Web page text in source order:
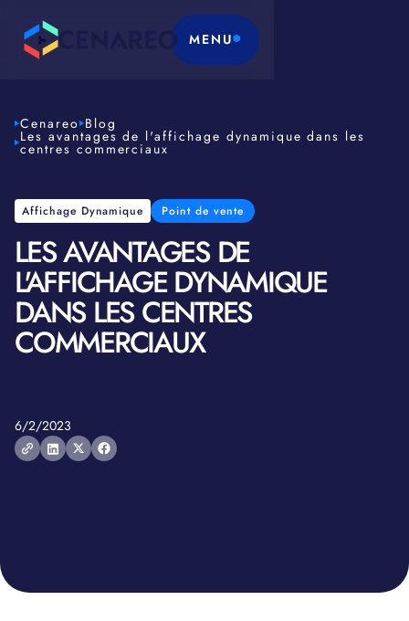
MENU
Cenareo Blog
Les avantages de l'affichage dynamique dans les
centres commerciaux
Affichage Dynamique Point de vente
LES AVANTAGES DE
L'AFFICHAGE DYNAMIQUE
DANS LES CENTRES
COMMERCIAUX
6/2/2023